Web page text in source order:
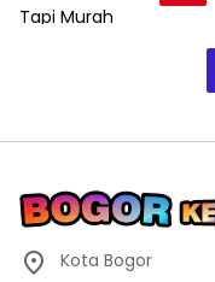
Kota Bogor